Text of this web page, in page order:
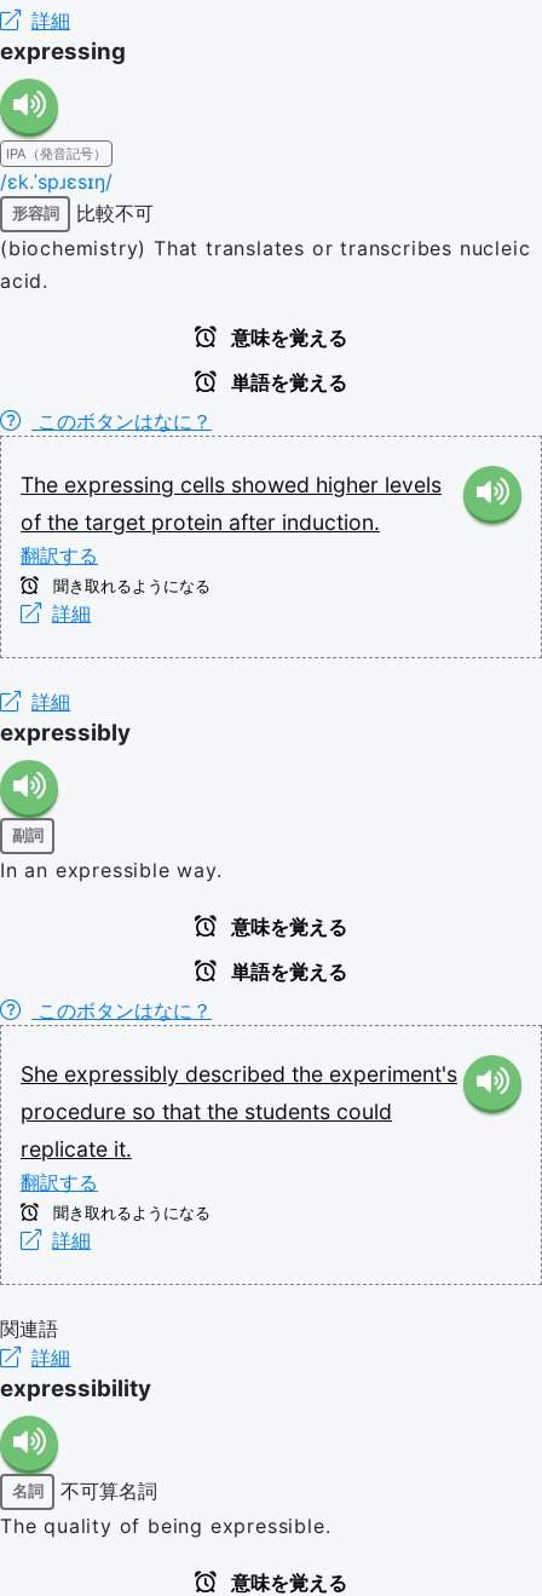
詳細
expressing
IPA（発音記号）
/ɛk.ˈspɹɛsɪŋ/
形容詞
比較不可
(biochemistry) That translates or transcribes nucleic
acid.
意味を覚える
単語を覚える
このボタンはなに？
The expressing cells showed higher levels
of the target protein after induction.
翻訳する
聞き取れるようになる
詳細
詳細
expressibly
副詞
In an expressible way.
意味を覚える
単語を覚える
このボタンはなに？
She expressibly described the experiment's
procedure so that the students could
replicate it.
翻訳する
聞き取れるようになる
詳細
関連語
詳細
expressibility
名詞
不可算名詞
The quality of being expressible.
意味を覚える